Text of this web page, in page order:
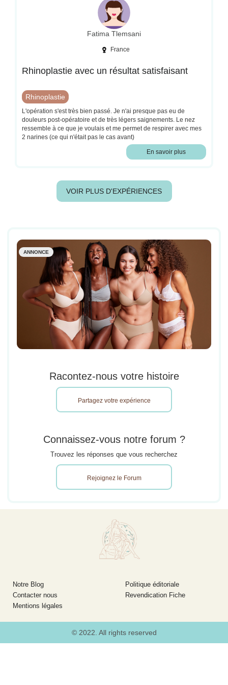
Fatima Tlemsani
France
Rhinoplastie avec un résultat satisfaisant
Rhinoplastie
L'opération s'est très bien passé. Je n'ai presque pas eu de
douleurs post-opératoire et de très légers saignements. Le nez
ressemble à ce que je voulais et me permet de respirer avec mes
2 narines (ce qui n'était pas le cas avant)
En savoir plus
VOIR PLUS D'EXPÉRIENCES
ANNONCE
Racontez-nous votre histoire
Partagez votre expérience
Connaissez-vous notre forum ?
Trouvez les réponses que vous recherchez
Rejoignez le Forum
Notre Blog
Contacter nous
Mentions légales
Politique éditoriale
Revendication Fiche
© 2022. All rights reserved